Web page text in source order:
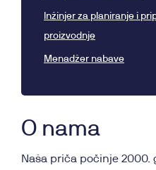
Inžinjer za planiranje i
proizvodnje
Menadžer nabave
O nama
Naša priča počinje 2000.